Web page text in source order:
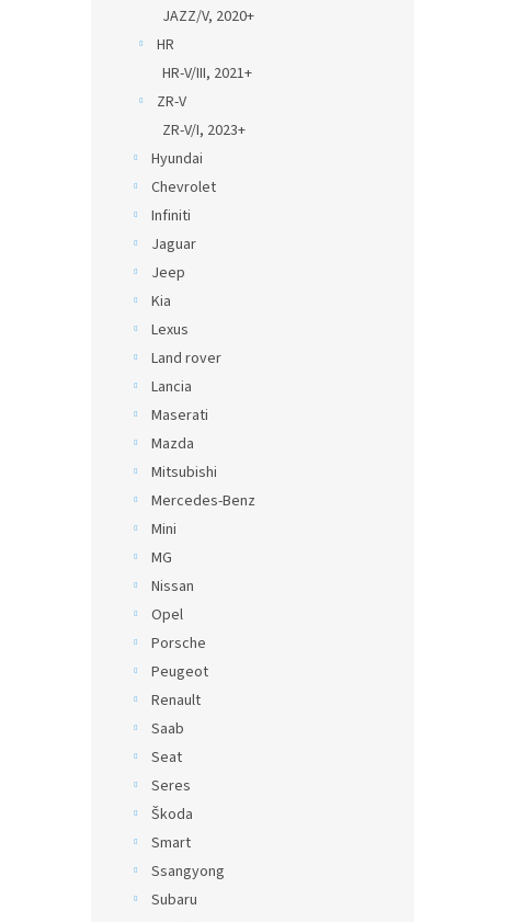
JAZZ/V, 2020+
HR
HR-V/III, 2021+
ZR-V
ZR-V/I, 2023+
Hyundai
Chevrolet
Infiniti
Jaguar
Jeep
Kia
Lexus
Land rover
Lancia
Maserati
Mazda
Mitsubishi
Mercedes-Benz
Mini
MG
Nissan
Opel
Porsche
Peugeot
Renault
Saab
Seat
Seres
Škoda
Smart
Ssangyong
Subaru